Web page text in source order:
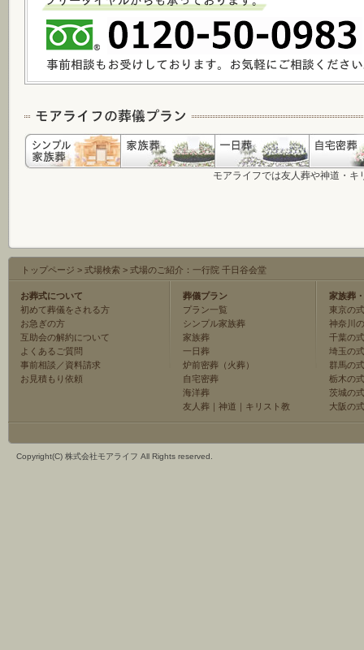
モアライフでは友人葬や神道・
トップページ > 式場検索 > 式場のご紹介：一行院 千日谷会堂
お葬式について
初めて葬儀をされる方
お急ぎの方
互助会の解約について
よくあるご質問
事前相談／資料請求
お見積もり依頼
葬儀プラン
プラン一覧
シンプル家族葬
家族葬
一日葬
炉前密葬（火葬）
自宅密葬
海洋葬
友人葬 ｜ 神道 ｜ キリスト教
家族葬
東京の
神奈川
千葉の
埼玉の
群馬の
栃木の
茨城の
大阪の
Copyright(C) 株式会社モアライフ All Rights reserved.